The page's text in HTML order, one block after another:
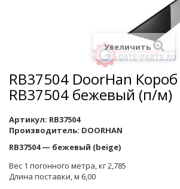
Увеличить
RB37504 DoorHan
RB37504 бежевый (п/м)
Артикул: RB37504
Производитель: DOORHAN
RB37504 — бежевый (beige)
Вес 1 погонного метра, кг 2,785
Длина поставки, м 6,00